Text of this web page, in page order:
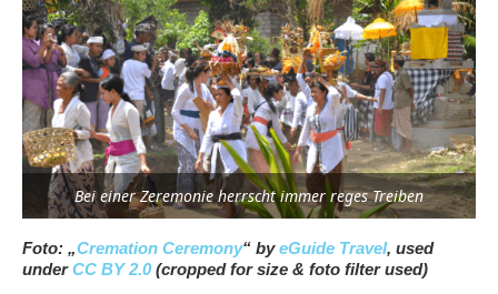
Bei einer Zeremonie herrscht immer reges Treiben
Foto: „Cremation Ceremony“ byeGuide Travel, used
underCC BY 2.0(cropped for size & foto filter used)